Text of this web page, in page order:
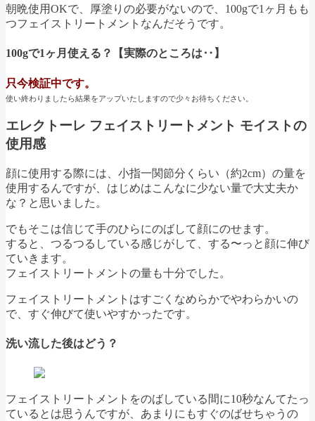
朝晩使用OKで、厚塗りの必要がないので、100gで1ヶ月もも
つフェイストリートメントなんだそうです。
100gで1ヶ月使える？【実際のところは‥】
只今検証中です。
使い終わりましたら結果をアップいたしますので少々お待ちください。
エレクトーレ フェイストリートメント モイストの
使用感
顔に使用する際には、小指一関節分くらい（約2cm）の量を
使用するんですが、はじめはこんなに少ない量で大丈夫か
な？と思いました。
でもそこは信じて手のひらにのばして顔にのせます。
すると、つるつるしている感じがして、する〜っと顔に伸び
ていきます。
フェイストリートメントの量も十分でした。
フェイストリートメントはすごくなめらかでやわらかいの
で、すぐ伸びて使いやすかったです。
洗い流した後はどう？
フェイストリートメントをのばしている間に10秒なんてたっ
ているとは思うんですが、あまりにもすぐのばせちゃうの